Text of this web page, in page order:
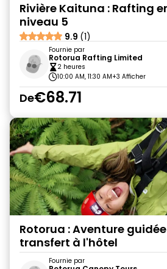
Rivière Kaituna : Rafting
niveau 5
9.9 (1)
Fournie par
Rotorua Rafting Limited
2 heures
10:00 AM, 11:30 AM+3 Afficher
De€68.71
Rotorua : Aventure
transfert à l'hôtel
Fournie par